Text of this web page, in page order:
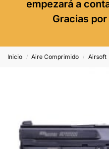
empezará a
Gracias
Inicio / Aire Comprimido / Airsoft